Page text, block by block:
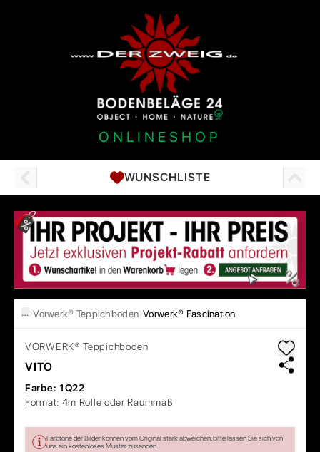
ONLINESHOP
WUNSCHLISTE
… Vorwerk® Teppichboden Vorwerk® Fascination
VORWERK® Teppichboden
VITO
Farbe: 1Q22
Format: 4m Rolle oder Raummaß
Farbtöne der Bilder können vom Original stark abweichen, bitte lassen Sie sich von
uns ein kostenloses Muster zusenden.